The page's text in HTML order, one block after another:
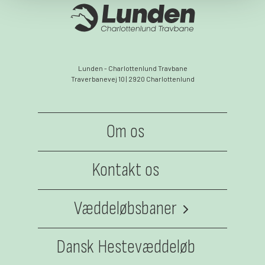
Lunden - Charlottenlund Travbane
Traverbanevej 10 | 2920 Charlottenlund
Om os
Kontakt os
Væddeløbsbaner
Klampenborg Galopbane
Dansk Hestevæddeløb